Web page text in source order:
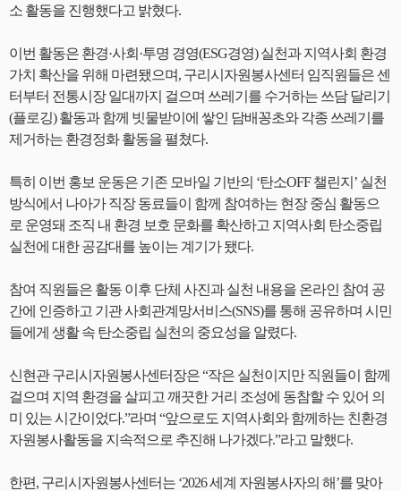
소 활동을 진행했다고 밝혔다.
이번 활동은 환경·사회·투명 경영(ESG경영) 실천과 지역사회 환경
가치 확산을 위해 마련됐으며, 구리시자원봉사센터 임직원들은 센
터부터 전통시장 일대까지 걸으며 쓰레기를 수거하는 쓰담 달리기
(플로깅) 활동과 함께 빗물받이에 쌓인 담배꽁초와 각종 쓰레기를
제거하는 환경정화 활동을 펼쳤다.
특히 이번 홍보 운동은 기존 모바일 기반의 ‘탄소OFF 챌린지’ 실천
방식에서 나아가 직장 동료들이 함께 참여하는 현장 중심 활동으
로 운영돼 조직 내 환경 보호 문화를 확산하고 지역사회 탄소중립
실천에 대한 공감대를 높이는 계기가 됐다.
참여 직원들은 활동 이후 단체 사진과 실천 내용을 온라인 참여 공
간에 인증하고 기관 사회관계망서비스(SNS)를 통해 공유하며 시민
들에게 생활 속 탄소중립 실천의 중요성을 알렸다.
신현관 구리시자원봉사센터장은 “작은 실천이지만 직원들이 함께
걸으며 지역 환경을 살피고 깨끗한 거리 조성에 동참할 수 있어 의
미 있는 시간이었다.”라며 “앞으로도 지역사회와 함께하는 친환경
자원봉사활동을 지속적으로 추진해 나가겠다.”라고 말했다.
한편, 구리시자원봉사센터는 ‘2026 세계 자원봉사자의 해’를 맞아